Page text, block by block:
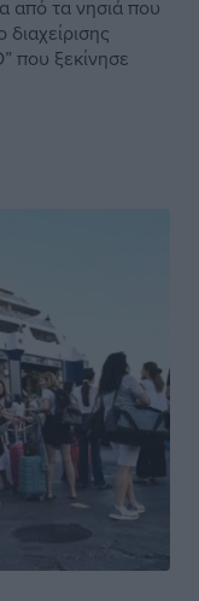
από τα νησιά που
που ξεκίνησε